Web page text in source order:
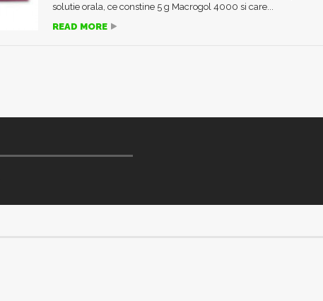
solutie orala, ce constine 5 g Macrogol 4000 si care...
READ MORE